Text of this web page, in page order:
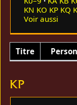
KN KO KP KQ
Voir aussi
Titre
KP